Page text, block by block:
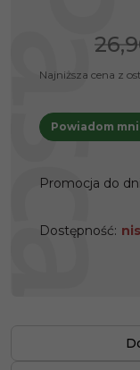
Najniższa cena z
Powiadom
Promocja do
Dostępność: